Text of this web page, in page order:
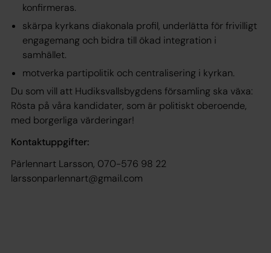
konfirmeras.
skärpa kyrkans diakonala profil, underlätta för frivilligt
engagemang och bidra till ökad integration i
samhället.
motverka partipolitik och centralisering i kyrkan.
Du som vill att Hudiksvallsbygdens församling ska växa:
Rösta på våra kandidater, som är politiskt oberoende,
med borgerliga värderingar!
Kontaktuppgifter:
Pärlennart Larsson, 070-576 98 22
larssonparlennart@gmail.com